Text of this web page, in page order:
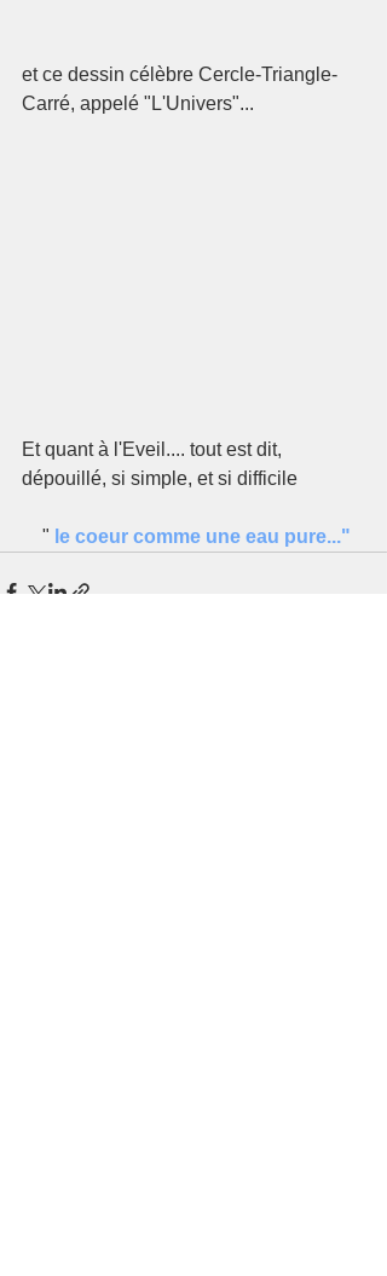
et ce dessin célèbre Cercle-Triangle-
Carré, appelé "L'Univers"...
Et quant à l'Eveil.... tout est dit,
dépouillé, si simple, et si difficile
" le coeur comme une eau pure..."